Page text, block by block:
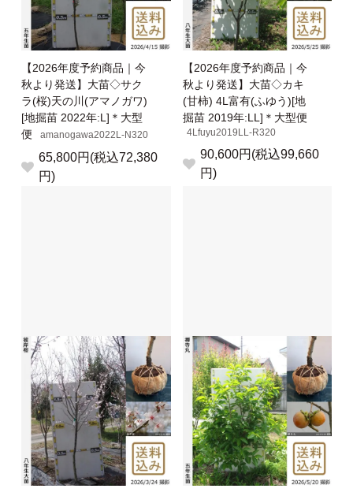
【2026年度予約商品｜今
秋より発送】大苗◇サク
ラ(桜)天の川(アマノガワ)
[地掘苗 2022年:L]＊大型
便
amanogawa2022L-N320
65,800円(税込72,380
円)
【2026年度予約商品｜今
秋より発送】大苗◇カキ
(甘柿) 4L富有(ふゆう)[地
掘苗 2019年:LL]＊大型便
4Lfuyu2019LL-R320
90,600円(税込99,660
円)